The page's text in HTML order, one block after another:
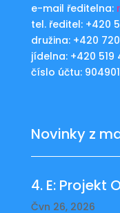
e-mail ředitelna:
tel. ředitel: +420
družina: +420
jídelna: +420 519
číslo účtu:
Novinky z
4. E: Projekt
Čvn 26, 2026